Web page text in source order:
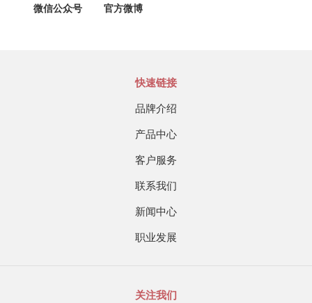
微信公众号 官方微博
快速链接
品牌介绍
产品中心
客户服务
联系我们
新闻中心
职业发展
关注我们